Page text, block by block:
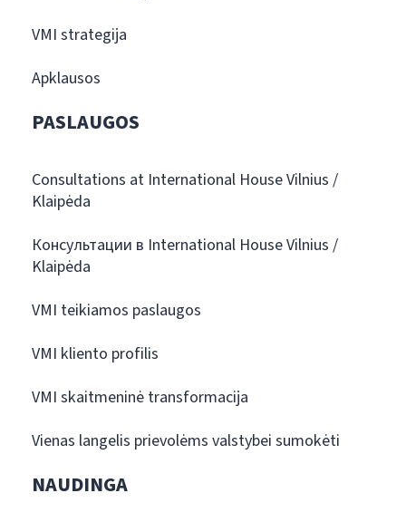
VMI strategija
Apklausos
PASLAUGOS
Consultations at International House Vilnius /
Klaipėda
Консультации в International House Vilnius /
Klaipėda
VMI teikiamos paslaugos
VMI kliento profilis
VMI skaitmeninė transformacija
Vienas langelis prievolėms valstybei sumokėti
NAUDINGA